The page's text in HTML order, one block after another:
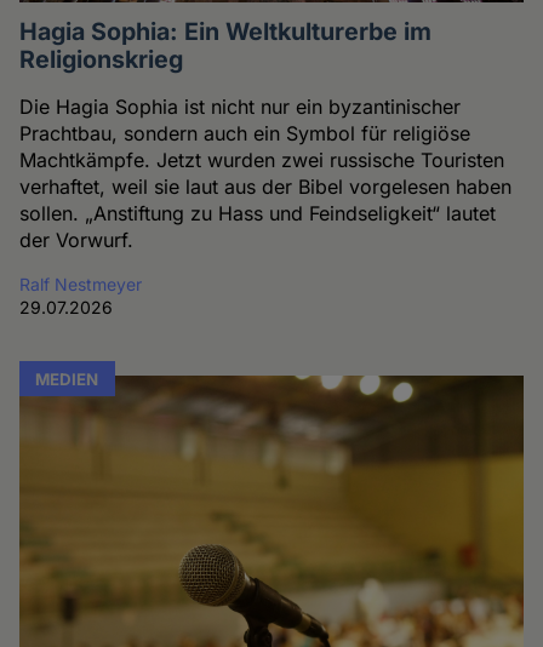
Hagia Sophia: Ein Weltkulturerbe im
Religionskrieg
Die Hagia Sophia ist nicht nur ein byzantinischer
Prachtbau, sondern auch ein Symbol für religiöse
Machtkämpfe. Jetzt wurden zwei russische Touristen
verhaftet, weil sie laut aus der Bibel vorgelesen haben
sollen. „Anstiftung zu Hass und Feindseligkeit“ lautet
der Vorwurf.
Ralf Nestmeyer
29.07.2026
MEDIEN